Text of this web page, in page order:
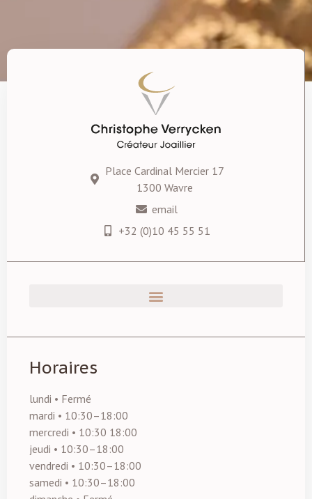
Place Cardinal Mercier 17
1300 Wavre
email
+32 (0)10 45 55 51
Horaires
lundi • Fermé
mardi • 10:30–18:00
mercredi • 10:30 18:00
jeudi • 10:30–18:00
vendredi • 10:30–18:00
samedi • 10:30–18:00